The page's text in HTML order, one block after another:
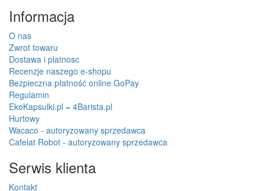
Informacja
O nas
Zwrot towaru
Dostawa i platnosc
Recenzje naszego e-shopu
Bezpieczna płatność online GoPay
Regulamin
EkoKapsulki.pl = 4Barista.pl
Hurtowy
Wacaco - autoryzowany sprzedawca
Cafelat Robot - autoryzowany sprzedawca
Serwis klienta
Kontakt